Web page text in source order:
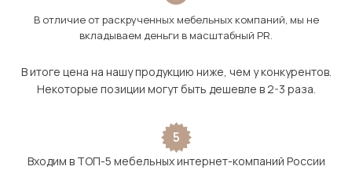
В отличие от раскрученных мебельных компаний, мы не
вкладываем деньги в масштабный PR.
В итоге цена на нашу продукцию ниже, чем у конкурентов.
Некоторые позиции могут быть дешевле в 2-3 раза.
5
Входим в ТОП-5 мебельных интернет-компаний России